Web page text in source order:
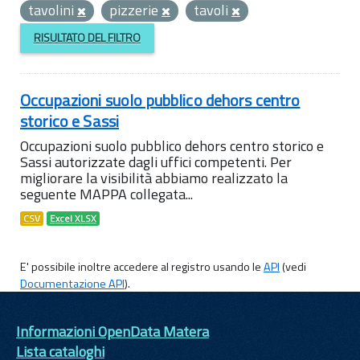
tavolini
pizzerie tavoli
RISULTATO DEL FILTRO
Occupazioni suolo pubblico dehors centro
storico e Sassi
Occupazioni suolo pubblico dehors centro storico e
Sassi autorizzate dagli uffici competenti. Per
migliorare la visibilità abbiamo realizzato la
seguente MAPPA collegata...
CSV Excel XLSX
E' possibile inoltre accedere al registro usando leAPI(vedi
Documentazione API).
Informazioni OpenData Matera
Lista cataloghi